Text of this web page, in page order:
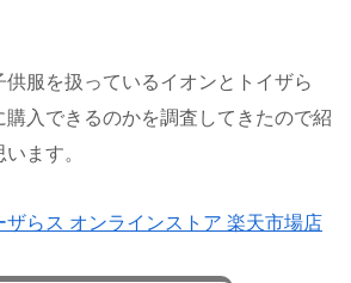
服を扱っているイオンとトイザら
購入できるのかを調査してきたので紹
ます。
ザらス オンラインストア 楽天市場店